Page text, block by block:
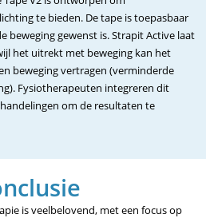
te bieden. De tape is toepasbaar
beweging gewenst is. Strapit Active laat
het uitrekt met beweging kan het
beweging vertragen (verminderde
Fysiotherapeuten integreren dit
om de resultaten te
is veelbelovend, met een focus op